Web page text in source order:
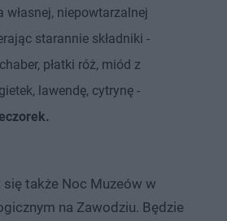
niepowtarzalnej
starannie składniki -
płatki róż, miód z
lawendę, cytrynę -
także Noc Muzeów w
na Zawodziu. Będzie